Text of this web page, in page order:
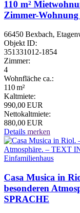
110 m²
Zimmer-
66450 Bexbach,
Objekt ID:
351331012-1854
Zimmer:
4
Wohnfläche ca.:
110 m²
Kaltmiete:
990,00 EUR
Nettokaltmiete:
880,00 EUR
Details merken
Casa Musica in
besonderen
SPRACHE